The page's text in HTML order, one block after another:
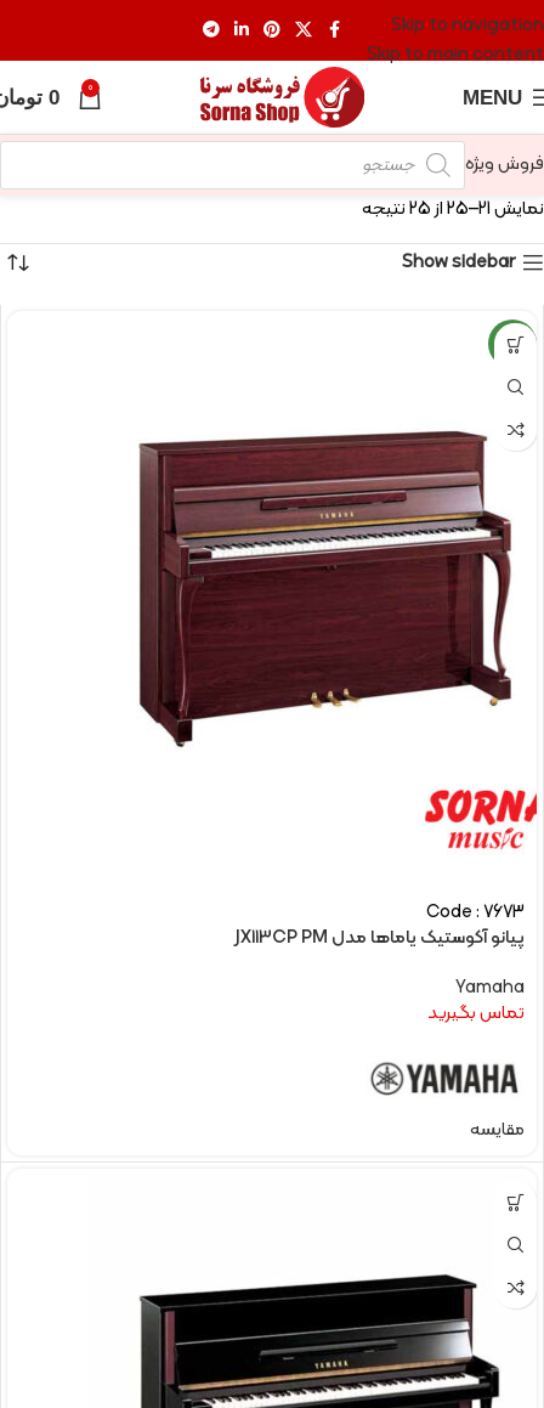
Skip to navigation
Skip to main content
MENU
0
0
فروش ویژه
نمایش 21–25 از 25 نتیجه
Show sidebar
NEW
Code : 7673
پیانو آکوستیک یاماها مدل JX113CP PM
Yamaha
تماس بگیرید
مقایسه